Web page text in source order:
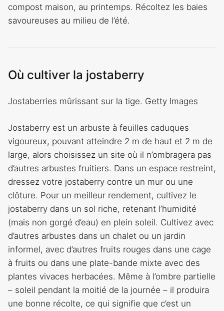
compost maison, au printemps. Récoltez les baies
savoureuses au milieu de l’été.
Où cultiver la jostaberry
Jostaberries mûrissant sur la tige. Getty Images
Jostaberry est un arbuste à feuilles caduques
vigoureux, pouvant atteindre 2 m de haut et 2 m de
large, alors choisissez un site où il n’ombragera pas
d’autres arbustes fruitiers. Dans un espace restreint,
dressez votre jostaberry contre un mur ou une
clôture. Pour un meilleur rendement, cultivez le
jostaberry dans un sol riche, retenant l’humidité
(mais non gorgé d’eau) en plein soleil. Cultivez avec
d’autres arbustes dans un chalet ou un jardin
informel, avec d’autres fruits rouges dans une cage
à fruits ou dans une plate-bande mixte avec des
plantes vivaces herbacées. Même à l’ombre partielle
– soleil pendant la moitié de la journée – il produira
une bonne récolte, ce qui signifie que c’est un